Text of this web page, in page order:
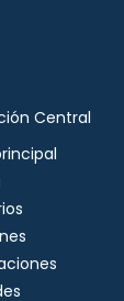
Central